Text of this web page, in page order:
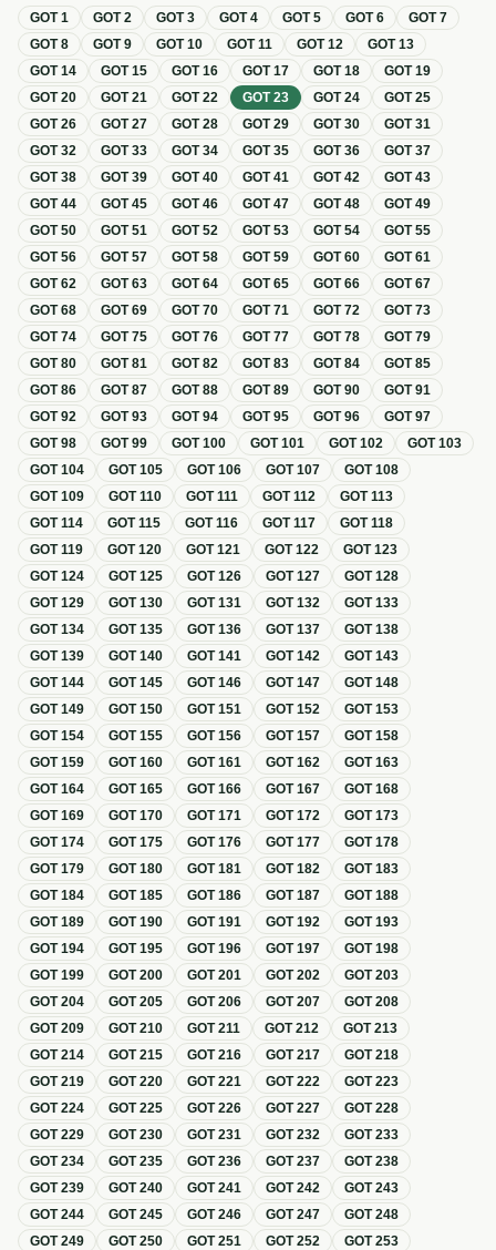
GOT1 GOT2 GOT3 GOT4 GOT5 GOT6 GOT7
GOT8 GOT9 GOT10 GOT11 GOT12 GOT13
GOT14 GOT15 GOT16 GOT17 GOT18 GOT19
GOT20 GOT21 GOT22 GOT23 GOT24 GOT25
GOT26 GOT27 GOT28 GOT29 GOT30 GOT31
GOT32 GOT33 GOT34 GOT35 GOT36 GOT37
GOT38 GOT39 GOT40 GOT41 GOT42 GOT43
GOT44 GOT45 GOT46 GOT47 GOT48 GOT49
GOT50 GOT51 GOT52 GOT53 GOT54 GOT55
GOT56 GOT57 GOT58 GOT59 GOT60 GOT61
GOT62 GOT63 GOT64 GOT65 GOT66 GOT67
GOT68 GOT69 GOT70 GOT71 GOT72 GOT73
GOT74 GOT75 GOT76 GOT77 GOT78 GOT79
GOT80 GOT81 GOT82 GOT83 GOT84 GOT85
GOT86 GOT87 GOT88 GOT89 GOT90 GOT91
GOT92 GOT93 GOT94 GOT95 GOT96 GOT97
GOT98 GOT99 GOT100 GOT101 GOT102 GOT103
GOT104 GOT105 GOT106 GOT107 GOT108
GOT109 GOT110 GOT111 GOT112 GOT113
GOT114 GOT115 GOT116 GOT117 GOT118
GOT119 GOT120 GOT121 GOT122 GOT123
GOT124 GOT125 GOT126 GOT127 GOT128
GOT129 GOT130 GOT131 GOT132 GOT133
GOT134 GOT135 GOT136 GOT137 GOT138
GOT139 GOT140 GOT141 GOT142 GOT143
GOT144 GOT145 GOT146 GOT147 GOT148
GOT149 GOT150 GOT151 GOT152 GOT153
GOT154 GOT155 GOT156 GOT157 GOT158
GOT159 GOT160 GOT161 GOT162 GOT163
GOT164 GOT165 GOT166 GOT167 GOT168
GOT169 GOT170 GOT171 GOT172 GOT173
GOT174 GOT175 GOT176 GOT177 GOT178
GOT179 GOT180 GOT181 GOT182 GOT183
GOT184 GOT185 GOT186 GOT187 GOT188
GOT189 GOT190 GOT191 GOT192 GOT193
GOT194 GOT195 GOT196 GOT197 GOT198
GOT199 GOT200 GOT201 GOT202 GOT203
GOT204 GOT205 GOT206 GOT207 GOT208
GOT209 GOT210 GOT211 GOT212 GOT213
GOT214 GOT215 GOT216 GOT217 GOT218
GOT219 GOT220 GOT221 GOT222 GOT223
GOT224 GOT225 GOT226 GOT227 GOT228
GOT229 GOT230 GOT231 GOT232 GOT233
GOT234 GOT235 GOT236 GOT237 GOT238
GOT239 GOT240 GOT241 GOT242 GOT243
GOT244 GOT245 GOT246 GOT247 GOT248
GOT249 GOT250 GOT251 GOT252 GOT253